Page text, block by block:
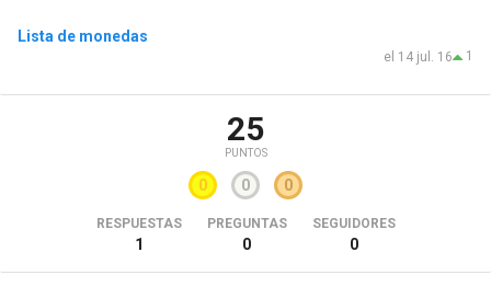
Lista de monedas
1
el 14 jul. 16
25
PUNTOS
0 0 0
RESPUESTAS
1
PREGUNTAS
0
SEGUIDORES
0